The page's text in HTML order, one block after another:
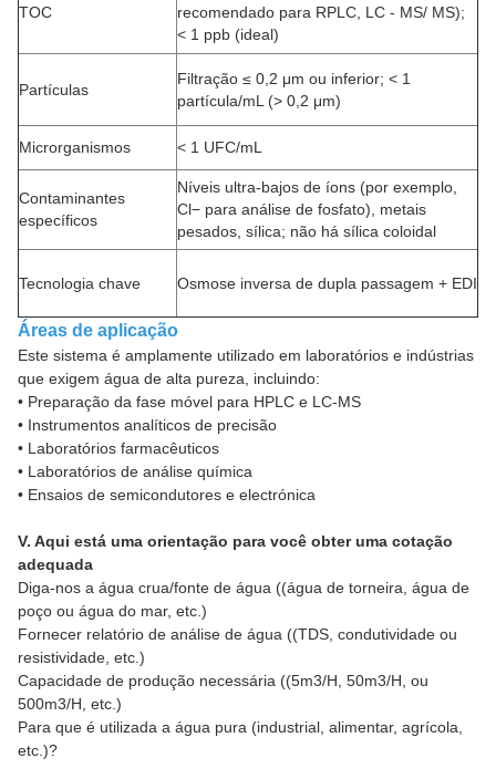
TOC
recomendado para RPLC, LC - MS/ MS);
< 1 ppb (ideal)
Partículas
Filtração ≤ 0,2 μm ou inferior; < 1
partícula/mL (> 0,2 μm)
Microrganismos < 1 UFC/mL
Contaminantes
específicos
Níveis ultra-bajos de íons (por exemplo,
Cl− para análise de fosfato), metais
pesados, sílica; não há sílica coloidal
Tecnologia chave Osmose inversa de dupla passagem + EDI
Áreas de aplicação
Este sistema é amplamente utilizado em laboratórios e indústrias
que exigem água de alta pureza, incluindo:
• Preparação da fase móvel para HPLC e LC-MS
• Instrumentos analíticos de precisão
• Laboratórios farmacêuticos
• Laboratórios de análise química
• Ensaios de semicondutores e electrónica
V. Aqui está uma orientação para você obter uma cotação
adequada
Diga-nos a água crua/fonte de água ((água de torneira, água de
poço ou água do mar, etc.)
Fornecer relatório de análise de água ((TDS, condutividade ou
resistividade, etc.)
Capacidade de produção necessária ((5m3/H, 50m3/H, ou
500m3/H, etc.)
Para que é utilizada a água pura (industrial, alimentar, agrícola,
etc.)?